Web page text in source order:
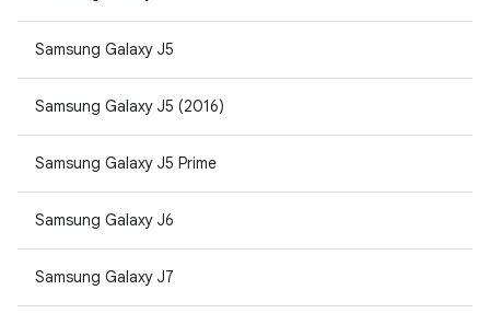
Samsung Galaxy J5
Samsung Galaxy J5 (2016)
Samsung Galaxy J5 Prime
Samsung Galaxy J6
Samsung Galaxy J7